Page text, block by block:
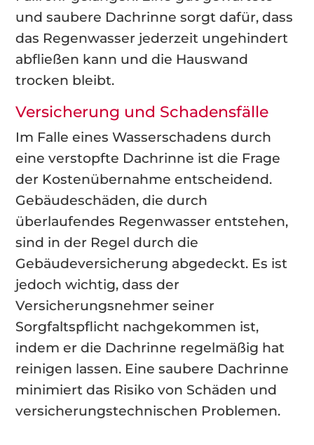
und saubere Dachrinne sorgt dafür, dass
das Regenwasser jederzeit ungehindert
abfließen kann und die Hauswand
trocken bleibt.
Versicherung und Schadensfälle
Im Falle eines Wasserschadens durch
eine verstopfte Dachrinne ist die Frage
der Kostenübernahme entscheidend.
Gebäudeschäden, die durch
überlaufendes Regenwasser entstehen,
sind in der Regel durch die
Gebäudeversicherung abgedeckt. Es ist
jedoch wichtig, dass der
Versicherungsnehmer seiner
Sorgfaltspflicht nachgekommen ist,
indem er die Dachrinne regelmäßig hat
reinigen lassen. Eine saubere Dachrinne
minimiert das Risiko von Schäden und
versicherungstechnischen Problemen.